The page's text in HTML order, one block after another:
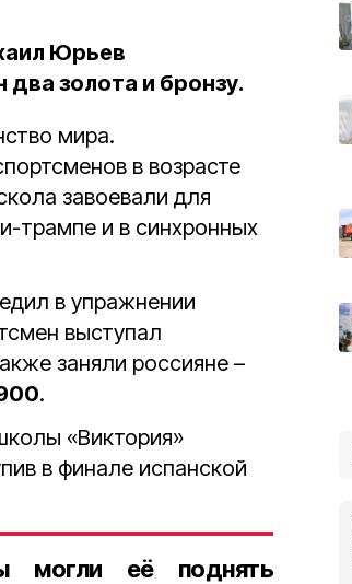
Юрьев
два золота и бронзу.
мира.
в возрасте
завоевали для
трампе и в синхронных
в упражнении
выступал
заняли россияне –
.
«Виктория»
в финале испанской
могли её поднять